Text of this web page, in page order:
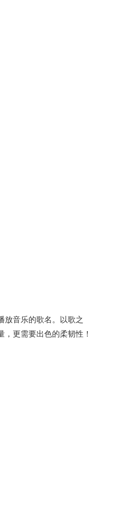
放音乐的歌名。以歌之
更需要出色的柔韧性！